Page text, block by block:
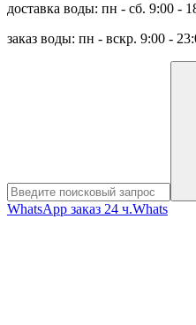
доставка воды: пн - сб. 9:00 -
заказ воды: пн - вскр. 9:00 -
WhatsApp заказ 24 ч.Whats